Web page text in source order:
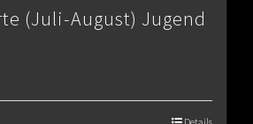
(Juli-August) Jugend